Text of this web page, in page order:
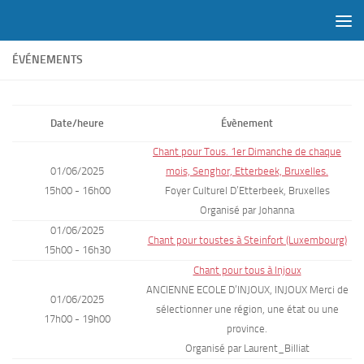
ÉVÉNEMENTS
Date/heure Évènement
01/06/2025
15h00 - 16h00
Chant pour Tous. 1er Dimanche de chaque
mois, Senghor, Etterbeek, Bruxelles.
Foyer Culturel D’Etterbeek, Bruxelles
Organisé par Johanna
01/06/2025
15h00 - 16h30
Chant pour toustes à Steinfort (Luxembourg)
01/06/2025
17h00 - 19h00
Chant pour tous à Injoux
ANCIENNE ECOLE D’INJOUX, INJOUX Merci de
sélectionner une région, une état ou une
province.
Organisé par Laurent_Billiat